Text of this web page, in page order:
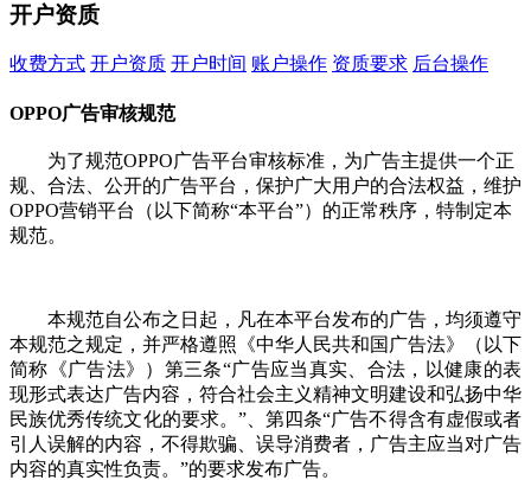
开户资质
收费方式 开户资质 开户时间 账户操作 资质要求 后台操作
开户资质
OPPO广告审核规范
为了规范OPPO广告平台审核标准，为广告主提供一个正
规、合法、公开的广告平台，保护广大用户的合法权益，维护
OPPO营销平台（以下简称“本平台”）的正常秩序，特制定本
规范。
本规范自公布之日起，凡在本平台发布的广告，均须遵守
本规范之规定，并严格遵照《中华人民共和国广告法》（以下
简称《广告法》）第三条“广告应当真实、合法，以健康的表
现形式表达广告内容，符合社会主义精神文明建设和弘扬中华
民族优秀传统文化的要求。”、第四条“广告不得含有虚假或者
引人误解的内容，不得欺骗、误导消费者，广告主应当对广告
内容的真实性负责。”的要求发布广告。